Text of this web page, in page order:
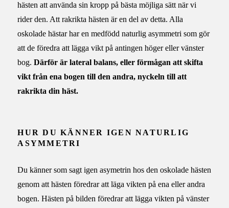
hästen att använda sin kropp på bästa möjliga sätt när vi
rider den. Att rakrikta hästen är en del av detta. Alla
oskolade hästar har en medfödd naturlig asymmetri som gör
att de föredra att lägga vikt på antingen höger eller vänster
bog.Därför är lateral balans, eller förmågan att skifta
vikt från ena bogen till den andra, nyckeln till att
rakrikta din häst.
HUR DU KÄNNER IGEN NATURLIG
ASYMMETRI
Du känner som sagt igen asymetrin hos den oskolade hästen
genom att hästen föredrar att läga vikten på ena eller andra
bogen. Hästen på bilden föredrar att lägga vikten på vänster